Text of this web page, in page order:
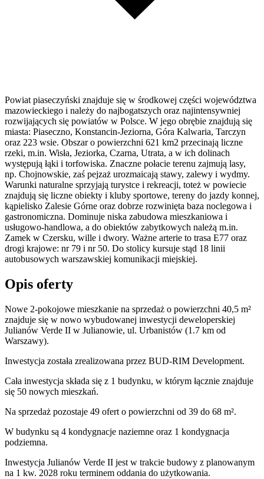
Powiat piaseczyński znajduje się w środkowej części województwa
mazowieckiego i należy do najbogatszych oraz najintensywniej
rozwijających się powiatów w Polsce. W jego obrębie znajdują się
miasta: Piaseczno, Konstancin-Jeziorna, Góra Kalwaria, Tarczyn
oraz 223 wsie. Obszar o powierzchni 621 km2 przecinają liczne
rzeki, m.in. Wisła, Jeziorka, Czarna, Utrata, a w ich dolinach
występują łąki i torfowiska. Znaczne połacie terenu zajmują lasy,
np. Chojnowskie, zaś pejzaż urozmaicają stawy, zalewy i wydmy.
Warunki naturalne sprzyjają turystce i rekreacji, toteż w powiecie
znajdują się liczne obiekty i kluby sportowe, tereny do jazdy konnej,
kąpielisko Zalesie Górne oraz dobrze rozwinięta baza noclegowa i
gastronomiczna. Dominuje niska zabudowa mieszkaniowa i
usługowo-handlowa, a do obiektów zabytkowych należą m.in.
Zamek w Czersku, wille i dwory. Ważne arterie to trasa E77 oraz
drogi krajowe: nr 79 i nr 50. Do stolicy kursuje stąd 18 linii
autobusowych warszawskiej komunikacji miejskiej.
Opis oferty
Nowe 2-pokojowe mieszkanie na sprzedaż o powierzchni 40,5 m²
znajduje się w nowo wybudowanej inwestycji deweloperskiej
Julianów Verde II w Julianowie, ul. Urbanistów (1.7 km od
Warszawy).
Inwestycja została zrealizowana przez BUD-RIM Development.
Cała inwestycja składa się z 1 budynku, w którym łącznie znajduje
się 50 nowych mieszkań.
Na sprzedaż pozostaje 49 ofert o powierzchni od 39 do 68 m².
W budynku są 4 kondygnacje naziemne oraz 1 kondygnacja
podziemna.
Inwestycja Julianów Verde II jest w trakcie budowy z planowanym
na 1 kw. 2028 roku terminem oddania do użytkowania.